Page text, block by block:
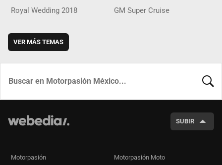
Royal Wedding 2018 GM Super Cruise
VER MÁS TEMAS
SUBIR
Motorpasión Motorpasión Moto